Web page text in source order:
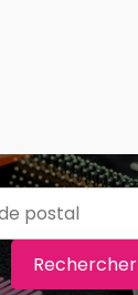
Rechercher